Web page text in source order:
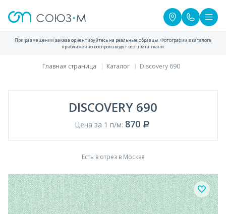
При размещении заказа ориентируйтесь на реальные образцы. Фотографии в каталоге
приближенно воспроизводят все цвета ткани.
Главная страница Каталог Discovery 690
DISCOVERY 690
Цена за 1 п/м: 870
Есть в отрез в Москве